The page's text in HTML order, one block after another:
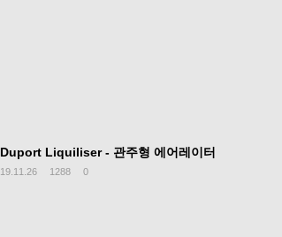
Duport Liquiliser - 관주형 에어레이터
19.11.26 1288 0